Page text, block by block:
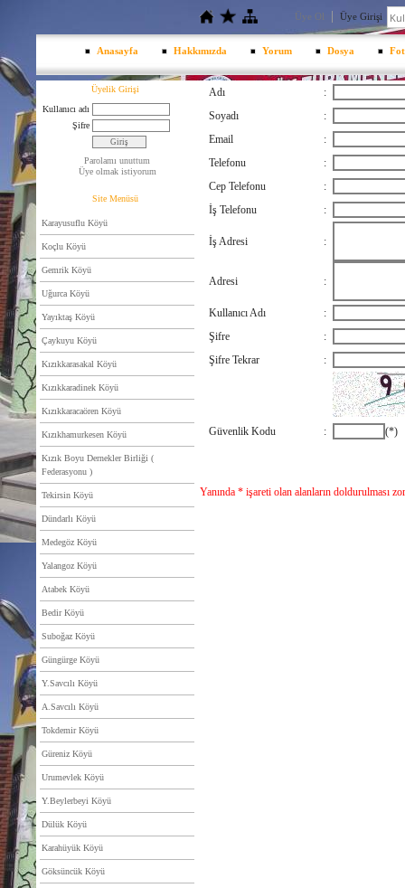
Üye Ol Üye Girişi
Anasayfa Hakkımızda Yorum Dosya
Üyelik Girişi
Kullanıcı adı
Şifre
Parolamı unuttum
Üye olmak istiyorum
Site Menüsü
Karayusuflu Köyü
Koçlu Köyü
Gemrik Köyü
Uğurca Köyü
Yayıktaş Köyü
Çaykuyu Köyü
Kızıkkarasakal Köyü
Kızıkkaradinek Köyü
Kızıkkaracaören Köyü
Kızıkhamurkesen Köyü
Kızık Boyu Dernekler Birliği (
Federasyonu )
Tekirsin Köyü
Dündarlı Köyü
Medegöz Köyü
Yalangoz Köyü
Atabek Köyü
Bedir Köyü
Suboğaz Köyü
Güngürge Köyü
Y.Savcılı Köyü
A.Savcılı Köyü
Tokdemir Köyü
Güreniz Köyü
Urumevlek Köyü
Y.Beylerbeyi Köyü
Dülük Köyü
Karahüyük Köyü
Göksüncük Köyü
Adı
:
Soyadı
:
Email
:
Telefonu
:
Cep Telefonu
:
İş Telefonu
:
İş Adresi :
Adresi :
Kullanıcı Adı
:
Şifre
:
Şifre Tekrar
:
Güvenlik Kodu : (*)
Yanında * işareti olan alanların doldurulması